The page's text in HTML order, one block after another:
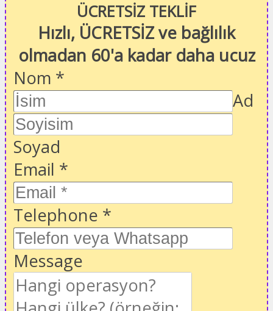
ÜCRETSİZ TEKLİF
Hızlı, ÜCRETSİZ ve bağlılık
olmadan 60'a kadar daha ucuz
Nom *
Ad
Soyad
Email *
Telephone *
Message